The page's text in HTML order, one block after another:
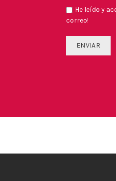
He leído y
correo!